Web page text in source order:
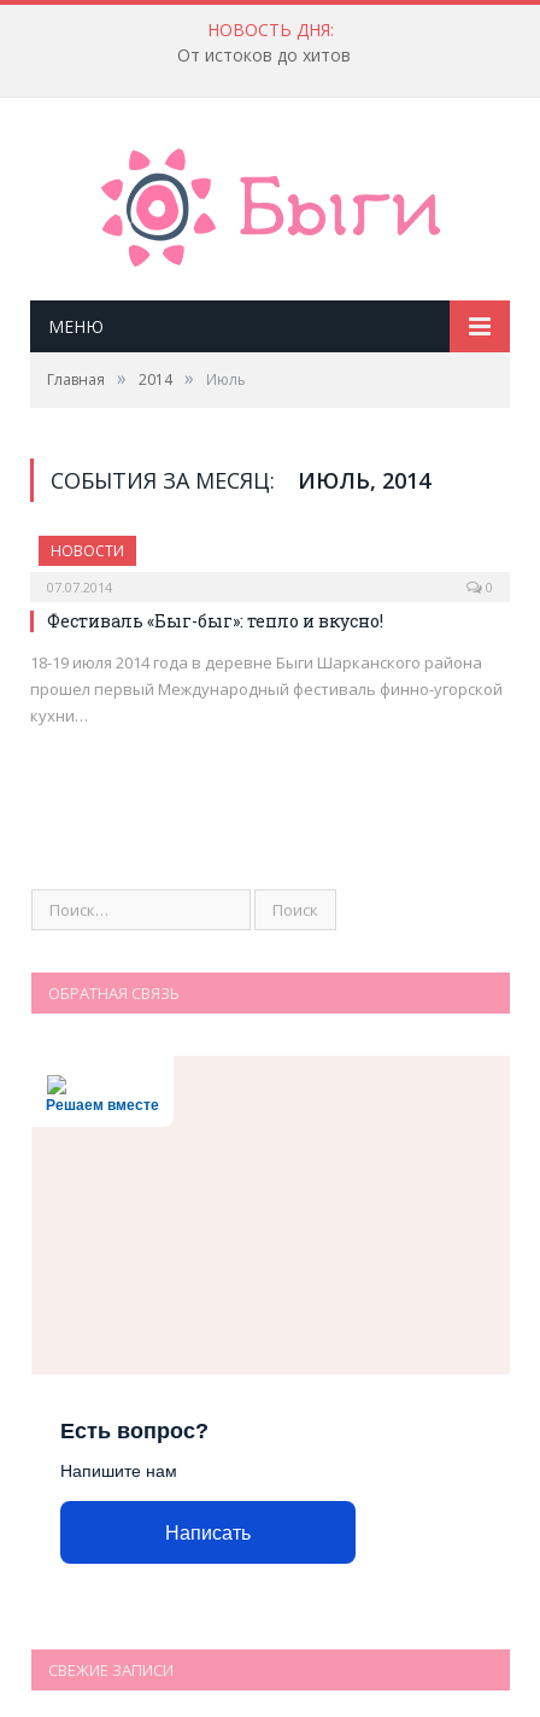
НОВОСТЬ ДНЯ:
От истоков до хитов
МЕНЮ
Главная » 2014 » Июль
СОБЫТИЯ ЗА МЕСЯЦ: ИЮЛЬ, 2014
НОВОСТИ
07.07.2014 0
Фестиваль «Быг-быг»: тепло и вкусно!
18-19 июля 2014 года в деревне Быги Шарканского района
прошел первый Международный фестиваль финно-угорской
кухни…
ОБРАТНАЯ СВЯЗЬ
Решаем вместе
Есть вопрос?
Напишите нам
Написать
СВЕЖИЕ ЗАПИСИ